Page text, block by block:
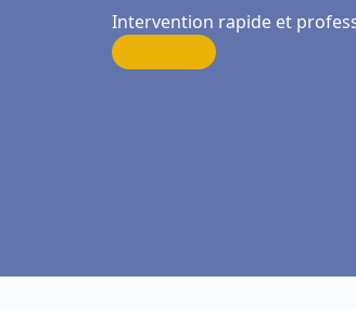
Intervention rapide et